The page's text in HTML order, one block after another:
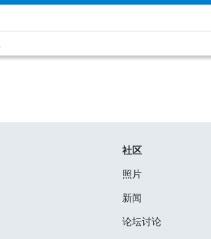
社区
照片
新闻
论坛讨论